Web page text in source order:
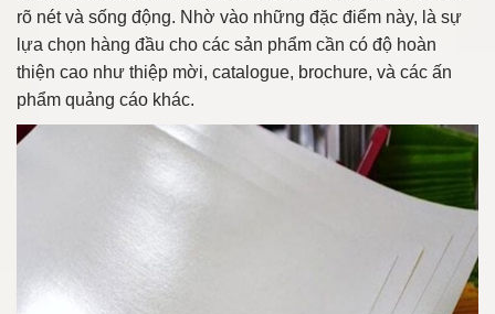
rõ nét và sống động. Nhờ vào những đặc điểm này, là sự
lựa chọn hàng đầu cho các sản phẩm cần có độ hoàn
thiện cao như thiệp mời, catalogue, brochure, và các ấn
phẩm quảng cáo khác.